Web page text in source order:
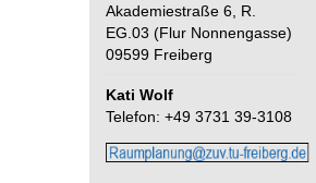
Akademiestraße 6, R.
EG.03 (Flur Nonnengasse)
09599 Freiberg
Kati Wolf
Telefon: +49 3731 39-3108